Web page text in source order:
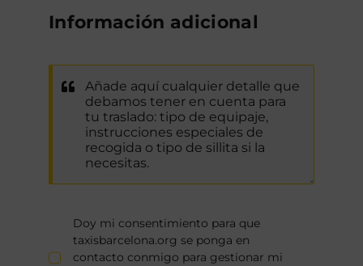
Información adicional
Doy mi consentimiento para que
taxisbarcelona.org se ponga en
contacto conmigo para gestionar mi